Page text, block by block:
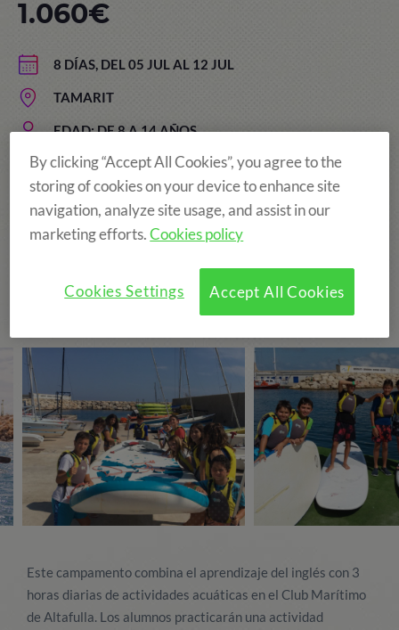
8 DÍAS, DEL 05 JUL AL 12 JUL
TAMARIT
EDAD: DE 8 A 14 AÑOS
1.060€
Campamento de inglés + deportes
náuticos
Este campamento combina el aprendizaje del inglés con 3
horas diarias de actividades acuáticas en el Club Marítimo
de Altafulla. Los alumnos practicarán una actividad
By clicking “Accept All Cookies”, you agree to the
storing of cookies on your device to enhance site
navigation, analyze site usage, and assist in our
marketing efforts.Cookies policy
Accept All Cookies
Cookies Settings